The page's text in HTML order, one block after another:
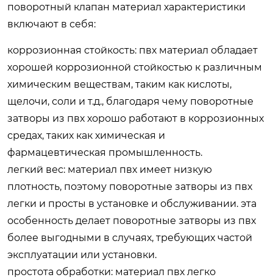
поворотный клапан материал характеристики
включают в себя:
коррозионная стойкость: пвх материал обладает
хорошей коррозионной стойкостью к различным
химическим веществам, таким как кислоты,
щелочи, соли и т.д., благодаря чему поворотные
затворы из пвх хорошо работают в коррозионных
средах, таких как химическая и
фармацевтическая промышленность.
легкий вес: материал пвх имеет низкую
плотность, поэтому поворотные затворы из пвх
легки и просты в установке и обслуживании. эта
особенность делает поворотные затворы из пвх
более выгодными в случаях, требующих частой
эксплуатации или установки.
простота обработки: материал пвх легко